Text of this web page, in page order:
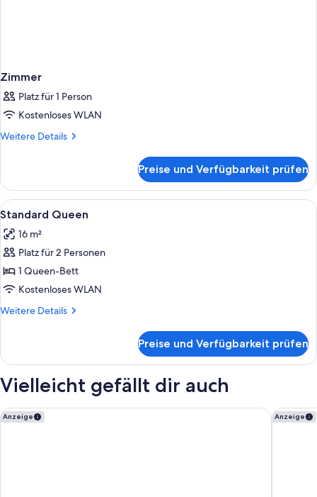
Zimmer
Platz für 1 Person
Kostenloses WLAN
Weitere Details
Weitere
Preise und Verfügbarkeit prüfen
Alle
Fotos
für
Standard
Queen
anzeigen
Schreibtisch, laptopgeeigneter
3
Standard Queen
16 m²
Platz für 2 Personen
1 Queen-Bett
Kostenloses WLAN
Weitere Details
Weitere
Queen
Preise und Verfügbarkeit prüfen
Vielleicht gefällt dir auch
Anzeige
Holiday Inn - the niu, Pax Berlin Airport by IHG Anzeige
Me and